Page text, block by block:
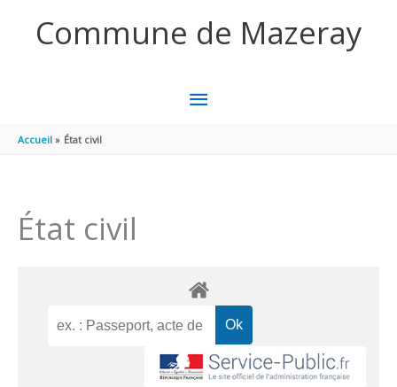
Commune de Mazeray
MENU
Accueil État civil
État civil